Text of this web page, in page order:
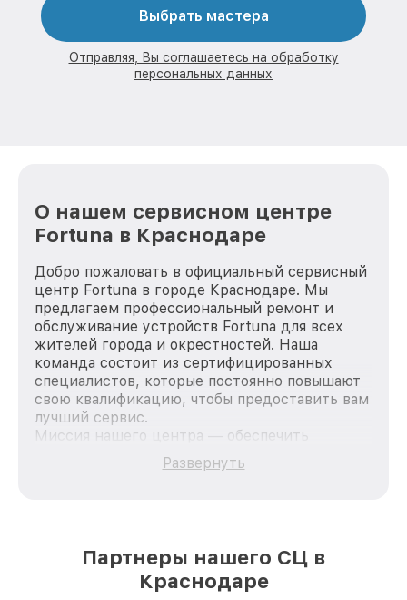
Выбрать мастера
Отправляя, Вы соглашаетесь на обработку
персональных данных
О нашем сервисном центре
Fortuna в Краснодаре
Добро пожаловать в официальный сервисный
центр Fortuna в городе Краснодаре. Мы
предлагаем профессиональный ремонт и
обслуживание устройств Fortuna для всех
жителей города и окрестностей. Наша
команда состоит из сертифицированных
специалистов, которые постоянно повышают
свою квалификацию, чтобы предоставить вам
лучший сервис.
Миссия нашего центра — обеспечить
качественный и доступный ремонт для
каждого пользователя продукции Fortuna, вне
лучшим сервисным центром Fortuna в городе
Краснодаре, постоянно повышая уровень
Развернуть
Партнеры нашего СЦ в
Краснодаре